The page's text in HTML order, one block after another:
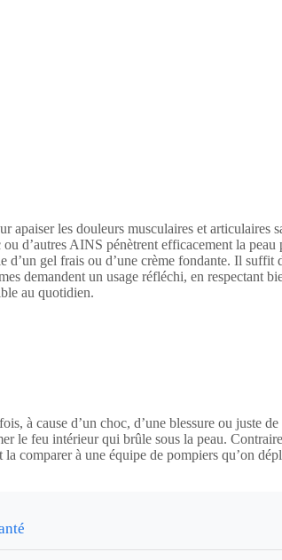
apaiser les douleurs musculaires et articulaires
d’autres AINS pénètrent efficacement la
gel frais ou d’une crème fondante. Il
demandent un usage réfléchi, en respectant
au quotidien.
à cause d’un choc, d’une blessure ou juste
le feu intérieur qui brûle sous la peau.
comparer à une équipe de pompiers qu’on